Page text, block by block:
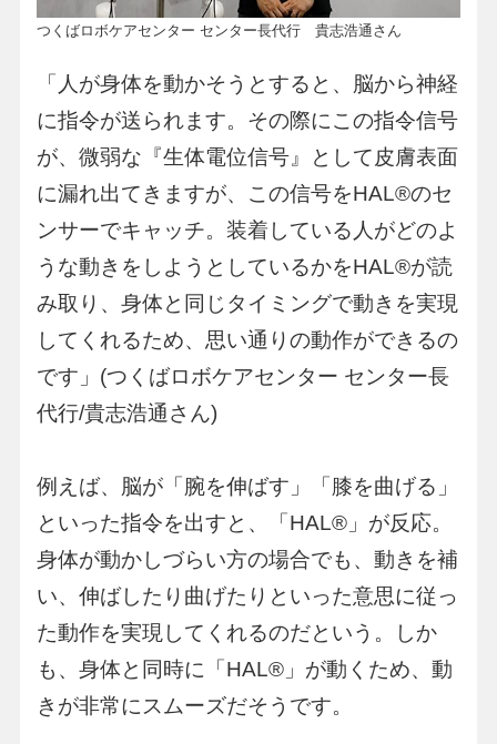
つくばロボケアセンター センター長代行 貴志浩通さん
「人が身体を動かそうとすると、脳から神経
に指令が送られます。その際にこの指令信号
が、微弱な『生体電位信号』として皮膚表面
に漏れ出てきますが、この信号をHAL®︎のセ
ンサーでキャッチ。装着している人がどのよ
うな動きをしようとしているかをHAL®︎が読
み取り、身体と同じタイミングで動きを実現
してくれるため、思い通りの動作ができるの
です」(つくばロボケアセンター センター長
代行/貴志浩通さん)
例えば、脳が「腕を伸ばす」「膝を曲げる」
といった指令を出すと、「HAL®︎」が反応。
身体が動かしづらい方の場合でも、動きを補
い、伸ばしたり曲げたりといった意思に従っ
た動作を実現してくれるのだという。しか
も、身体と同時に「HAL®︎」が動くため、動
きが非常にスムーズだそうです。